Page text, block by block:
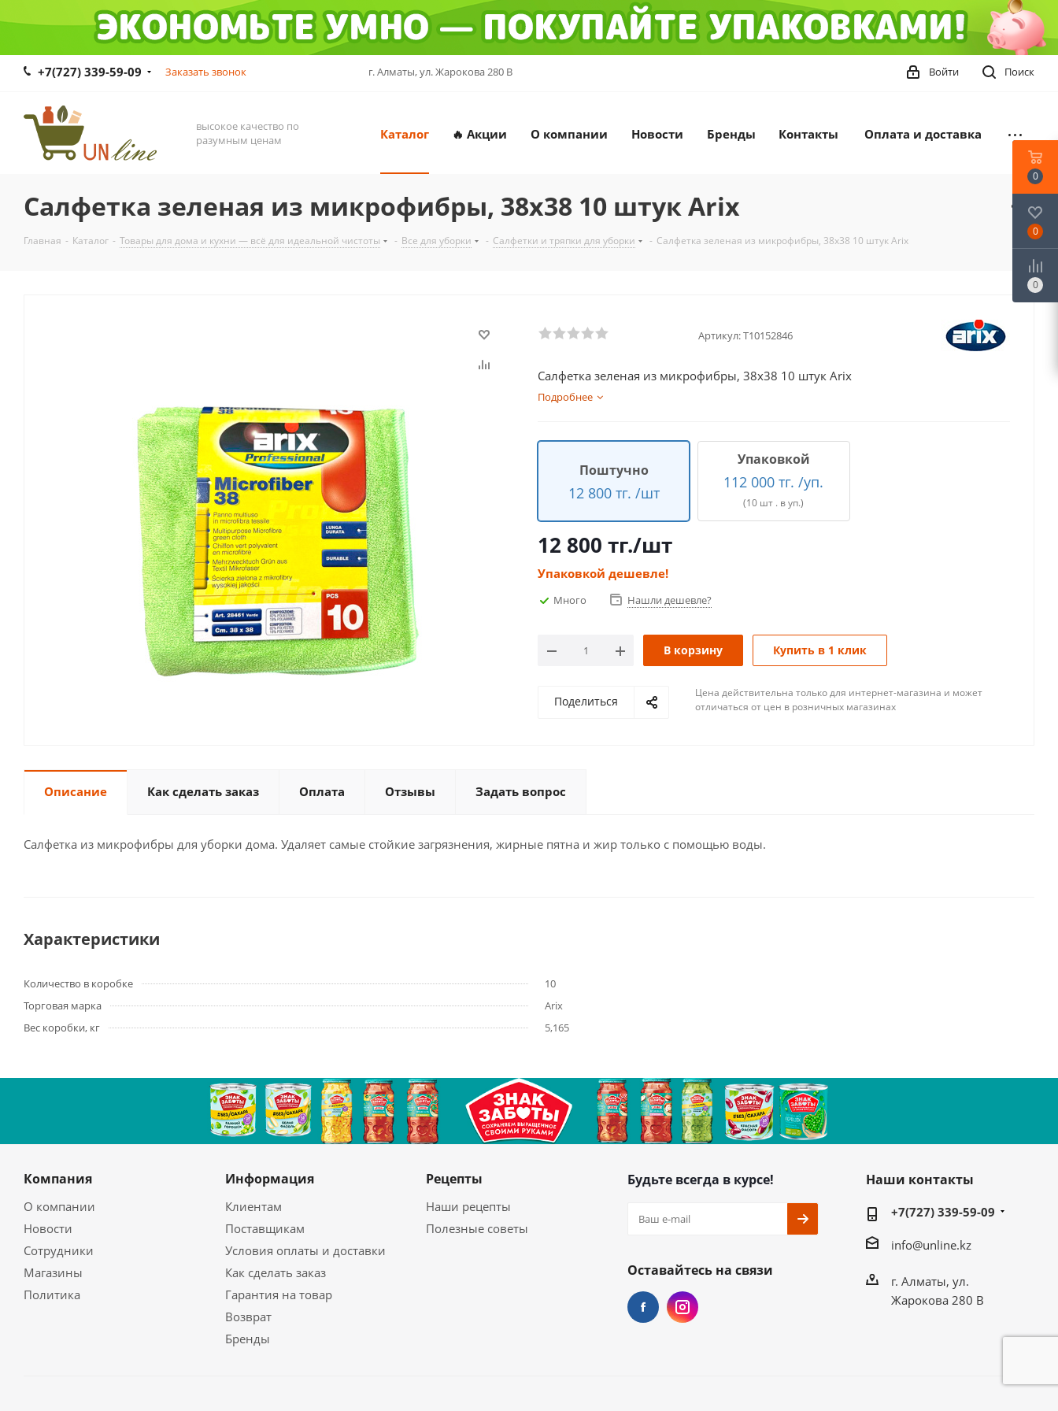
+7(727) 339-59-09 Заказать звонок г. Алматы, ул. Жарокова 280 В Поиск
Войти
высокое качество по
разумным ценам
Каталог 🔥 Акции О компании Новости Бренды Контакты Оплата и доставка
Салфетка зеленая из микрофибры, 38х38 10 штук Arix
Главная - Каталог - Товары для дома и кухни — всё для идеальной чистоты - Все для уборки - Салфетки и тряпки для уборки - Салфетка зеленая из микрофибры, 38х38 10 штук Arix
Артикул:T10152846
Салфетка зеленая из микрофибры, 38х38 10 штук Arix
Подробнее
Поштучно
12 800 тг. /шт
Упаковкой
112 000 тг. /уп.
(10 шт . в уп.)
12 800 тг./шт
Упаковкой дешевле!
Много Нашли дешевле?
В корзину Купить в 1 клик
Поделиться
Цена действительна только для интернет-магазина и может
отличаться от цен в розничных магазинах
Описание Как сделать заказ Оплата Отзывы Задать вопрос
Салфетка из микрофибры для уборки дома. Удаляет самые стойкие загрязнения, жирные пятна и жир только с помощью воды.
Характеристики
Количество в коробке
10
Торговая марка
Arix
Вес коробки, кг
5,165
Компания
О компании
Новости
Сотрудники
Магазины
Политика
Информация
Клиентам
Поставщикам
Условия оплаты и доставки
Как сделать заказ
Гарантия на товар
Возврат
Бренды
Рецепты
Наши рецепты
Полезные советы
Будьте всегда в курсе!
Оставайтесь на связи
Наши контакты
+7(727) 339-59-09
info@unline.kz
г. Алматы, ул.
Жарокова 280 В
0
0
0